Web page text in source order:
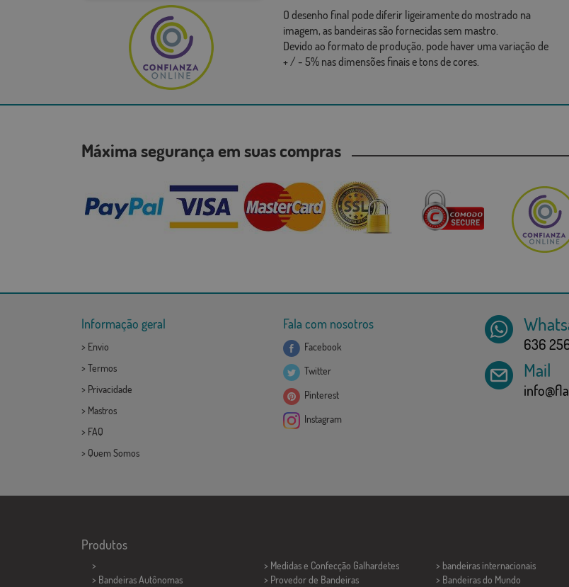
O desenho final pode diferir ligeiramente do mostrado na
imagem, as bandeiras são fornecidas sem mastro.
Devido ao formato de produção, pode haver uma variação de
+ / - 5% nas dimensões finais e tons de cores.
Máxima segurança em suas compras
Informação geral
> Envio
> Termos
> Privacidade
> Mastros
> FAQ
> Quem Somos
Fala com nosotros
Facebook
Twitter
Pinterest
Instagram
636
Mail
Produtos
>
> Bandeiras Autônomas
> Medidas e Confecção Galhardetes
> Provedor de Bandeiras
> bandeiras internacionais
> Bandeiras do Mundo